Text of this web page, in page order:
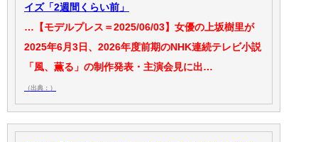
イズ「2週間くらい前」
…【モデルプレス＝2025/06/03】女優の上坂樹里が
2025年6月3日、2026年度前期のNHK連続テレビ小説
「風、薫る」の制作発表・主演会見に出…
（出典：）